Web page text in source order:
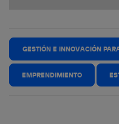
GESTIÓN E INNOVACIÓN
EMPRENDIMIENTO